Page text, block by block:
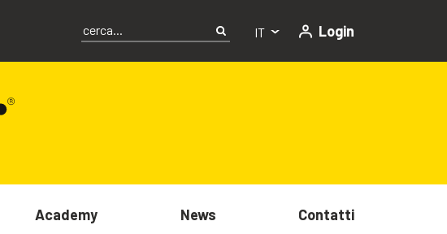
IT Login
Academy News Contatti